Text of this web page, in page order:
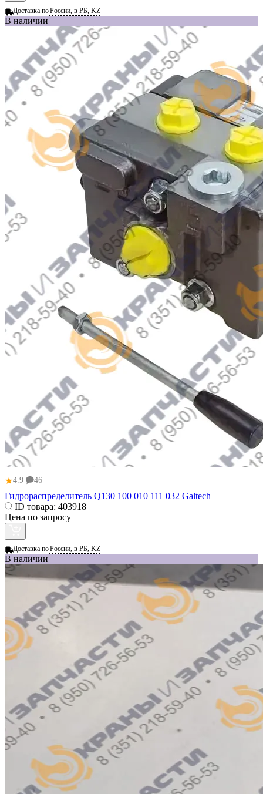
Доставка поРоссии, в РБ, KZ
В наличии
★4.9 46
Гидрораспределитель Q130 100 010 111 032 Galtech
ID товара: 403918
Цена по запросу
Доставка поРоссии, в РБ, KZ
В наличии